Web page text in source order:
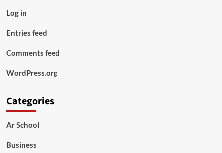
Log in
Entries feed
Comments feed
WordPress.org
Categories
Ar School
Business